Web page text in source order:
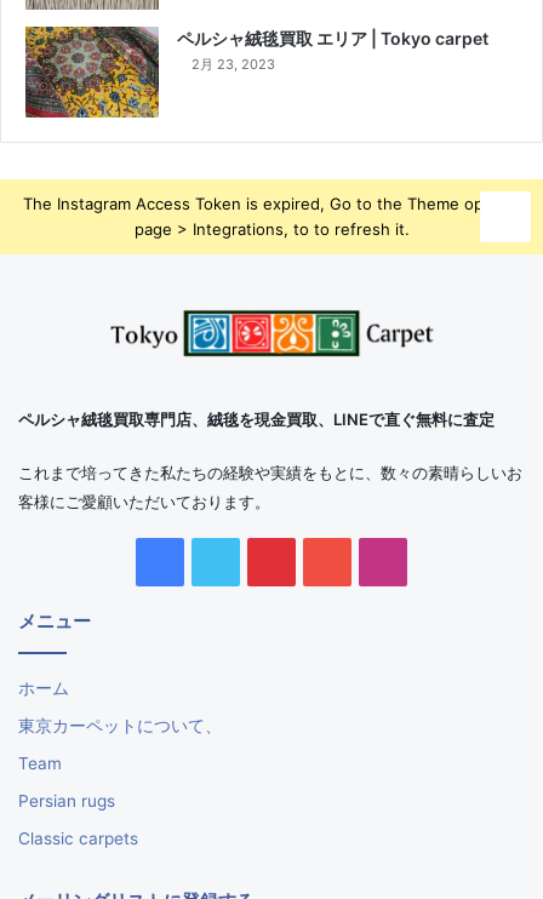
ペルシャ絨毯買取 エリア | Tokyo carpet
2月 23, 2023
The Instagram Access Token is expired, Go to the Theme options
page > Integrations, to to refresh it.
ペルシャ絨毯買取専門店、絨毯を現金買取、LINEで直ぐ無料に査定
これまで培ってきた私たちの経験や実績をもとに、数々の素晴らしいお
客様にご愛顧いただいております。
メニュー
ホーム
東京カーペットについて、
Team
Persian rugs
Classic carpets